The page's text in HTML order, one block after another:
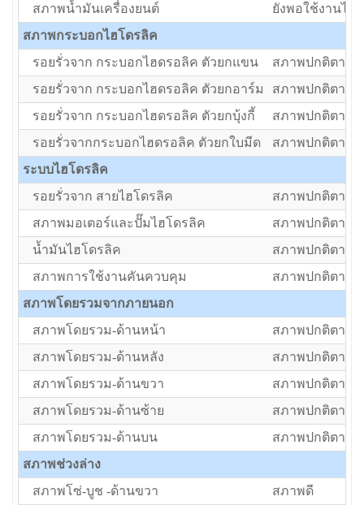
สภาพน้ำมันเครื่องยนต์
ยังพอใช้งานได้
สภาพกระบอกไฮโดรลิค
รอยรั่วจาก กระบอกไฮดรอลิค ตัวยกแขน
สภาพปกติตาม
รอยรั่วจาก กระบอกไฮดรอลิค ตัวยกอาร์ม
สภาพปกติตาม
รอยรั่วจาก กระบอกไฮดรอลิค ตัวยกบุ้งกี้
สภาพปกติตาม
รอยรั่วจากกระบอกไฮดรอลิค ตัวยกใบมีด
สภาพปกติตาม
ระบบไฮโดรลิค
รอยรั่วจาก สายไฮโดรลิค
สภาพปกติตาม
สภาพมอเตอร์และปั๊มไฮโดรลิค
สภาพปกติตาม
น้ำมันไฮโดรลิค
สภาพปกติตาม
สภาพการใช้งานคันควบคุม
สภาพปกติตาม
สภาพโดยรวมจากภายนอก
สภาพโดยรวม-ด้านหน้า
สภาพปกติตาม
สภาพโดยรวม-ด้านหลัง
สภาพปกติตาม
สภาพโดยรวม-ด้านขวา
สภาพปกติตาม
สภาพโดยรวม-ด้านซ้าย
สภาพปกติตาม
สภาพโดยรวม-ด้านบน
สภาพปกติตาม
สภาพช่วงล่าง
สภาพโซ่-บูช -ด้านขวา
สภาพดี